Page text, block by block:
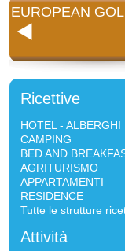
EUROPEAN
Ricettive
HOTEL - ALBERGHI
CAMPING
BED AND
AGRITURISMO
APPARTAMENTI
RESIDENCE
Tutte le strutture
Attività